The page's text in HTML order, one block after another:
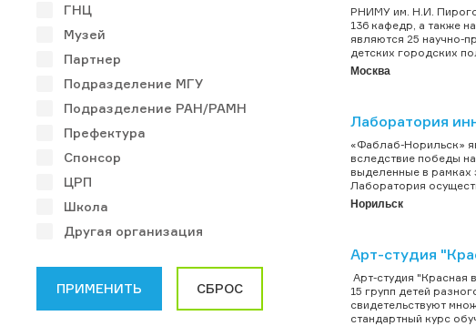
ГНЦ
Музей
Партнер
Подразделение МГУ
Подразделение РАН/РАМН
Префектура
Спонсор
ЦРП
Школа
Другая организация
РНИМУ им. Н.И.
136 кафедр, а также
являются 25 научно-
детских городских
Москва
Лаборатория
«Фаблаб-Норильск»
вследствие победы
выделенные в рамках
Лаборатория
Норильск
Арт-студия
Арт-студия "Красная
15 групп детей
свидетельствуют
стандартный курс